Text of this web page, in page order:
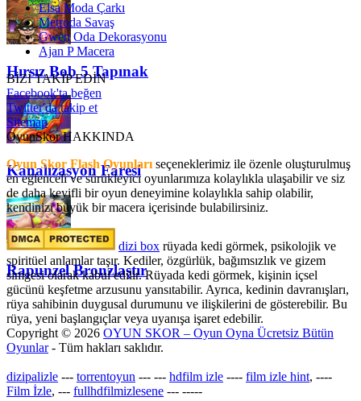
Hırsız Bob 5 Tapınak
Kanalizasyon Faresi
Rapunzel Bronzlaştır
Elsa Moda Çarkı
Metroda Savaş
Gwen Oda Dekorasyonu
Ajan P Macera
BİZİ TAKİP EDİN
Facebook'ta beğen
Twitter'da takip et
Sitemap
OyunSkor HAKKINDA
Oyun Skor Flash Oyunları seçeneklerimiz ile özenle oluşturulmuş
en eğlenceli ve sürükleyici oyunlarımıza kolaylıkla ulaşabilir ve siz
de daha keyifli bir oyun deneyimine kolaylıkla sahip olabilir,
kendinizi büyük bir macera içerisinde bulabilirsiniz.
dizi box rüyada kedi görmek​, psikolojik ve
spiritüel anlamlar taşır. Kediler, özgürlük, bağımsızlık ve gizem
simgesi olarak kabul edilir. Rüyada kedi görmek, kişinin içsel
gücünü keşfetme arzusunu yansıtabilir. Ayrıca, kedinin davranışları,
rüya sahibinin duygusal durumunu ve ilişkilerini de gösterebilir. Bu
rüya, yeni başlangıçlar veya uyanışa işaret edebilir.
Copyright © 2026 OYUN SKOR – Oyun Oyna Ücretsiz Bütün
Oyunlar- Tüm hakları saklıdır.
dizipalizle --- torrentoyun --- --- hdfilm izle ---- film izle hint, ----
Film İzle, --- fullhdfilmizlesene --- -----